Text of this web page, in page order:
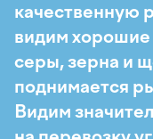
качественную
видим хорошие
серы, зерна и
поднимается
Видим